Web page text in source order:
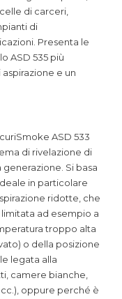
di carceri,
di
Presenta le
ASD 535 più
e un
ASD 533
di rivelazione di
Si basa
in particolare
ridotte, che
ad esempio a
troppo alta
o della posizione
legata alla
camere bianche,
oppure perché è